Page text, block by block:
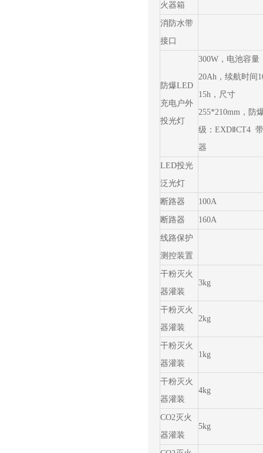
火器箱
消防水带
接口
防爆LED
充电户外
投光灯
300W，电池容量
20Ah，续航时间
15h，尺寸
255*210mm，防
级：EXDⅡCT4
器
LED投光
泛光灯
断路器 100A
断路器 160A
线路保护
测控装置
干粉灭火
器灌装
3kg
干粉灭火
器灌装
2kg
干粉灭火
器灌装
1kg
干粉灭火
器灌装
4kg
CO2灭火
器灌装
5kg